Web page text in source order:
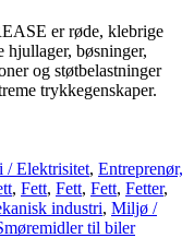
er røde, klebrige
hjullager, bøsninger,
og støtbelastninger
trykkegenskaper.
/ Elektrisitet, Entreprenør,
, Fett, Fett, Fett, Fetter,
industri, Miljø /
til biler